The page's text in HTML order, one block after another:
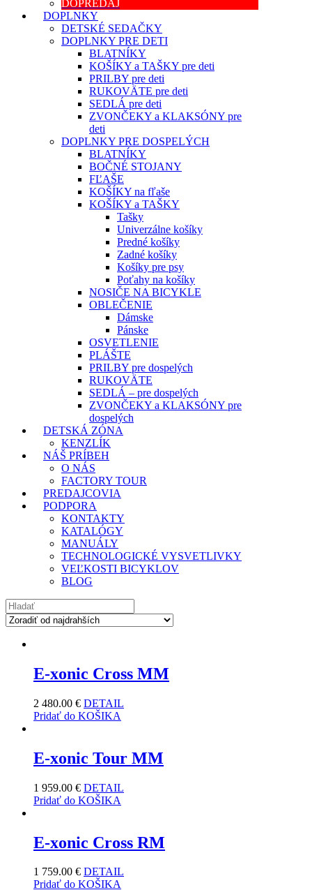
DOPREDAJ
DOPLNKY
DETSKÉ SEDAČKY
DOPLNKY PRE DETI
BLATNÍKY
KOŠÍKY a TAŠKY pre deti
PRILBY pre deti
RUKOVÄTE pre deti
SEDLÁ pre deti
ZVONČEKY a KLAKSÓNY pre
deti
DOPLNKY PRE DOSPELÝCH
BLATNÍKY
BOČNÉ STOJANY
FĽAŠE
KOŠÍKY na fľaše
KOŠÍKY a TAŠKY
Tašky
Univerzálne košíky
Predné košíky
Zadné košíky
Košíky pre psy
Poťahy na košíky
NOSIČE NA BICYKLE
OBLEČENIE
Dámske
Pánske
OSVETLENIE
PLÁŠTE
PRILBY pre dospelých
RUKOVÄTE
SEDLÁ – pre dospelých
ZVONČEKY a KLAKSÓNY pre
dospelých
DETSKÁ ZÓNA
KENZLÍK
NÁŠ PRÍBEH
O NÁS
FACTORY TOUR
PREDAJCOVIA
PODPORA
KONTAKTY
KATALÓGY
MANUÁLY
TECHNOLOGICKÉ VYSVETLIVKY
VEĽKOSTI BICYKLOV
BLOG
E-xonic Cross MM
2 480.00 € DETAIL
Pridať do KOŠIKA
E-xonic Tour MM
1 959.00 € DETAIL
Pridať do KOŠIKA
E-xonic Cross RM
1 759.00 € DETAIL
Pridať do KOŠIKA